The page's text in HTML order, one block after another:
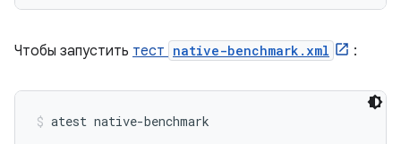
Чтобы запустить тест native-benchmark.xml :
atest native-benchmark